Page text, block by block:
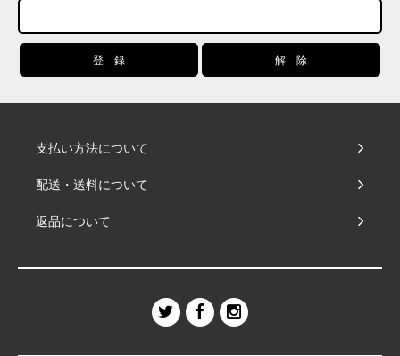
支払い方法について
配送・送料について
返品について